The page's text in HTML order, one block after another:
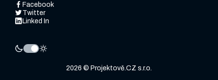
Facebook
Twitter
Linked In
2026 © Projektově.CZ s.r.o.